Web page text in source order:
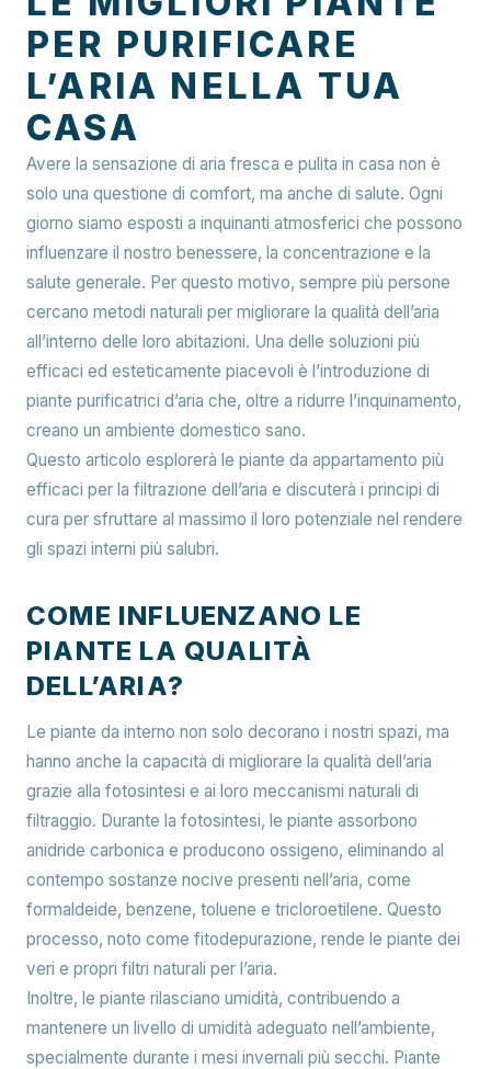
PER PURIFICARE
L’ARIA NELLA TUA
CASA
Avere la sensazione di aria fresca e pulita in casa non è
solo una questione di comfort, ma anche di salute. Ogni
giorno siamo esposti a inquinanti atmosferici che possono
influenzare il nostro benessere, la concentrazione e la
salute generale. Per questo motivo, sempre più persone
cercano metodi naturali per migliorare la qualità dell’aria
all’interno delle loro abitazioni. Una delle soluzioni più
efficaci ed esteticamente piacevoli è l’introduzione di
piante purificatrici d’aria che, oltre a ridurre l’inquinamento,
creano un ambiente domestico sano.
Questo articolo esplorerà le piante da appartamento più
efficaci per la filtrazione dell’aria e discuterà i principi di
cura per sfruttare al massimo il loro potenziale nel rendere
gli spazi interni più salubri.
COME INFLUENZANO LE
PIANTE LA QUALITÀ
DELL’ARIA?
Le piante da interno non solo decorano i nostri spazi, ma
hanno anche la capacità di migliorare la qualità dell’aria
grazie alla fotosintesi e ai loro meccanismi naturali di
filtraggio. Durante la fotosintesi, le piante assorbono
anidride carbonica e producono ossigeno, eliminando al
contempo sostanze nocive presenti nell’aria, come
formaldeide, benzene, toluene e tricloroetilene. Questo
processo, noto come fitodepurazione, rende le piante dei
veri e propri filtri naturali per l’aria.
Inoltre, le piante rilasciano umidità, contribuendo a
mantenere un livello di umidità adeguato nell’ambiente,
specialmente durante i mesi invernali più secchi. Piante